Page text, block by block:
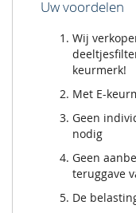
Uw voordelen
Wij
keurmerk!
Met E-
Geen
nodig
Geen
teruggave
De